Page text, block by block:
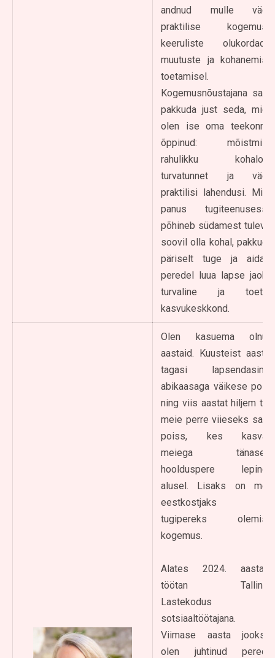
andnud mulle väga
praktilise kogemuse
keeruliste olukordade,
muutuste ja kohanemise
toetamisel.
Kogemusnõustajana saan
pakkuda just seda, mida
olen ise oma teekonnal
õppinud: mõistmist,
rahulikku kohalolu,
turvatunnet ja väga
praktilisi lahendusi. Minu
panus tugiteenusesse
põhineb südamest tuleval
soovil olla kohal, pakkuda
päriselt tuge ja aidata
peredel luua lapse jaoks
turvaline ja toetav
kasvukeskkond.
Olen kasuema olnud
aastaid. Kuusteist aastat
tagasi lapsendasime
abikaasaga väikese poisi
ning viis aastat hiljem tuli
meie perre viieseks saav
poiss, kes kasvab
meiega tänaseni
hoolduspere lepingu
alusel. Lisaks on meil
eestkostjaks ja
tugipereks olemise
kogemus.
Alates 2024. aastast
töötan Tallinna
Lastekodus
sotsiaaltöötajana.
Viimase aasta jooksul
olen juhtinud perede